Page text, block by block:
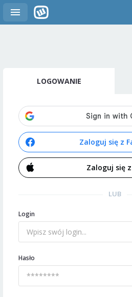
LOGOWANIE
Zaloguj się z
Zaloguj się
LUB
Login
Hasło